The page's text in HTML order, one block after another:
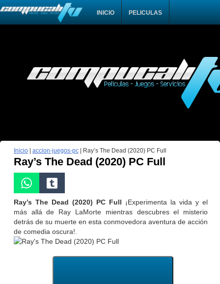
INICIO PELICULAS
Inicio| accion-juegos-pc| Ray’s The Dead (2020) PC Full
Ray’s The Dead (2020) PC Full
Ray’s The Dead (2020) PC Full ¡Experimenta la vida y el
más allá de Ray LaMorte mientras descubres el misterio
detrás de su muerte en esta conmovedora aventura de acción
de comedia oscura!.